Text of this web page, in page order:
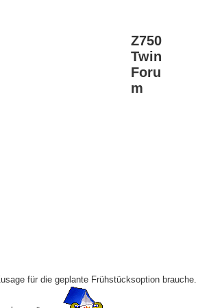
Z750
Twin
Foru
m
für die geplante Frühstücksoption brauche.